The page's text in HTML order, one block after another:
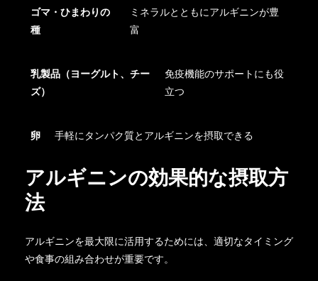
ゴマ・ひまわりの
種
ミネラルとともにアルギニンが豊
富
乳製品（ヨーグルト、チー
ズ）
免疫機能のサポートにも役
立つ
卵 手軽にタンパク質とアルギニンを摂取できる
アルギニンの効果的な摂取方
法
アルギニンを最大限に活用するためには、適切なタイミング
や食事の組み合わせが重要です。